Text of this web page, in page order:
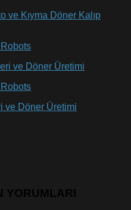
ve Kıyma Döner Kalıp
ve Döner Üretimi
ve Döner Üretimi
YORUMLARI